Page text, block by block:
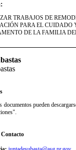
TRABAJOS DE
PARA EL CUIDADO
DE LA FAMILIA
documentos pueden